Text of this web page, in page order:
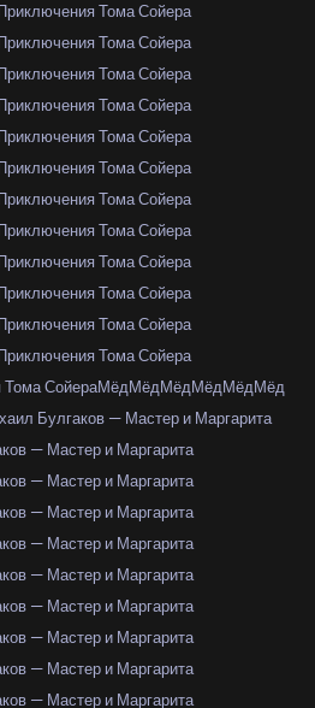
Тома Сойера
Тома Сойера
Тома Сойера
Тома Сойера
Тома Сойера
Тома Сойера
Тома Сойера
Тома Сойера
Тома Сойера
Тома Сойера
Тома Сойера
Тома Сойера
СойераМёдМёдМёдМёдМёдМёд
Булгаков — Мастер и Маргарита
— Мастер и Маргарита
— Мастер и Маргарита
— Мастер и Маргарита
— Мастер и Маргарита
— Мастер и Маргарита
— Мастер и Маргарита
— Мастер и Маргарита
— Мастер и Маргарита
— Мастер и Маргарита